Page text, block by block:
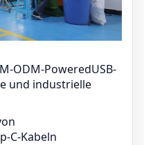
ODM-PoweredUSB-
und industrielle
C-Kabeln